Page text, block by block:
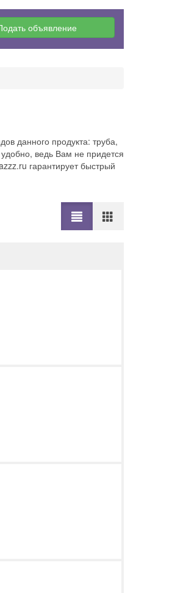
объявление
данного продукта: труба,
ведь Вам не придется
гарантирует быстрый